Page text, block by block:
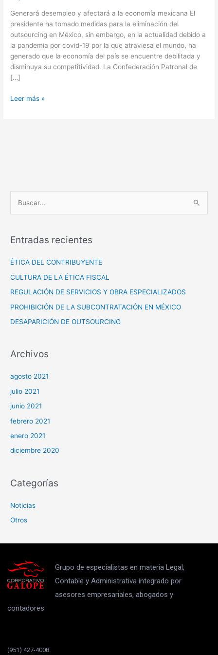
Generará desempleo y afectará a la economía mexicana El
presidente ha tomado medidas para la eliminación del
outsourcing en México, sin embargo, en la actualidad debido a
la pandemia por covid-19 por la que atraviesa el mundo, ha
generado que la economía del país se encuentre debilitada y
disminuya su competitividad. La Confederación Patronal de
[…]
Leer más »
c
a
o
r
:
Entradas recientes
ÉTICA DEL CONTRIBUYENTE
CULTURA DE LA ÉTICA FISCAL
REGULACIÓN DE SERVICIOS Y OBRA ESPECIALIZADOS
PROHIBICIÓN DE LA SUBCONTRATACIÓN EN MÉXICO
DESAPARICIÓN DE OUTSOURCING
Archivos
agosto 2021
julio 2021
junio 2021
febrero 2021
enero 2021
diciembre 2020
Categorías
Noticias
Otros
Grupo de especialistas en materia Legal,
Contable y Administrativa integrado por
asesores empresariales, abogados y
contadores.
(951) 427-4008